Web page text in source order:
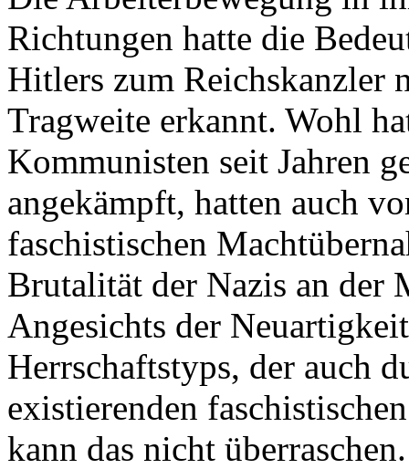
Richtungen hatte die
Hitlers zum Reichskanzler
Tragweite erkannt. Wohl
Kommunisten seit Jahren
angekämpft, hatten auch
faschistischen
Brutalität der Nazis an der
Angesichts der
Herrschaftstyps, der auch
existierenden
kann das nicht überraschen.